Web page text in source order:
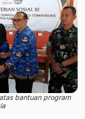
bantuan program